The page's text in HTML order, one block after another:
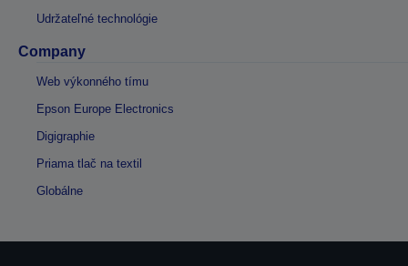
Udržateľné technológie
Company
Web výkonného tímu
Epson Europe Electronics
Digigraphie
Priama tlač na textil
Globálne